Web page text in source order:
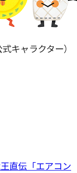
キャラクター）
直伝「エアコン